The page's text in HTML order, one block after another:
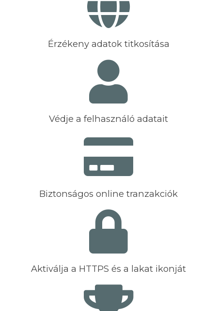
Érzékeny adatok titkosítása
Védje a felhasználó adatait
Biztonságos online tranzakciók
Aktiválja a HTTPS és a lakat ikonját